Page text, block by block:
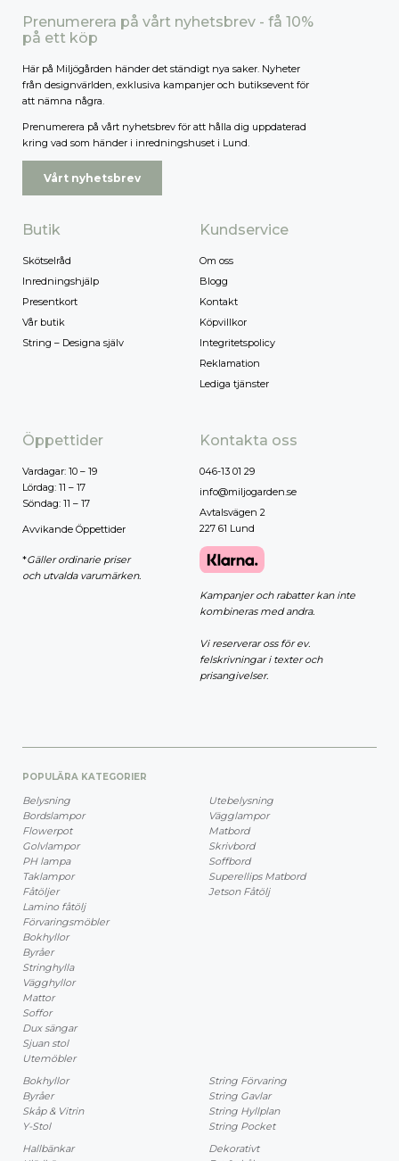
Prenumerera på vårt nyhetsbrev - få 10%
på ett köp
Här på Miljögården händer det ständigt nya saker. Nyheter
från designvärlden, exklusiva kampanjer och butiksevent för
att nämna några.
Prenumerera på vårt nyhetsbrev för att hålla dig uppdaterad
kring vad som händer i inredningshuset i Lund.
Vårt nyhetsbrev
Butik
Skötselråd
Inredningshjälp
Presentkort
Vår butik
String – Designa själv
Kundservice
Om oss
Blogg
Kontakt
Köpvillkor
Integritetspolicy
Reklamation
Lediga tjänster
Öppettider
Vardagar: 10 – 19
Lördag: 11 – 17
Söndag: 11 – 17
Avvikande Öppettider
*Gäller ordinarie priser
och utvalda varumärken.
Kontakta oss
046-13 01 29
info@miljogarden.se
Avtalsvägen 2
227 61 Lund
Kampanjer och rabatter kan inte
kombineras med andra.
Vi reserverar oss för ev.
felskrivningar i texter och
prisangivelser.
POPULÄRA KATEGORIER
Belysning
Bordslampor
Flowerpot
Golvlampor
PH lampa
Taklampor
Fåtöljer
Lamino fåtölj
Förvaringsmöbler
Bokhyllor
Byråer
Stringhylla
Vägghyllor
Mattor
Soffor
Dux sängar
Sjuan stol
Utemöbler
Utebelysning
Vägglampor
Matbord
Skrivbord
Soffbord
Superellips Matbord
Jetson Fåtölj
Bokhyllor
Byråer
Skåp & Vitrin
Y-Stol
String Förvaring
String Gavlar
String Hyllplan
String Pocket
Hallbänkar
Dekorativt